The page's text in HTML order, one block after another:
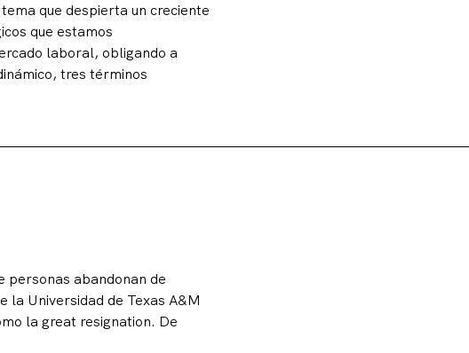
que despierta un creciente
que estamos
laboral, obligando a
tres términos
personas abandonan de
la Universidad de Texas A&M
la great resignation. De